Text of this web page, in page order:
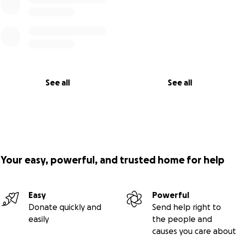
See all See all
Your easy, powerful, and trusted home for help
Easy
Donate quickly and
easily
Powerful
Send help right to
the people and
causes you care about